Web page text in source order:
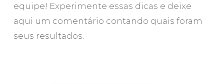
equipe! Experimente essas dicas e deixe
aqui um comentário contando quais foram
seus resultados.